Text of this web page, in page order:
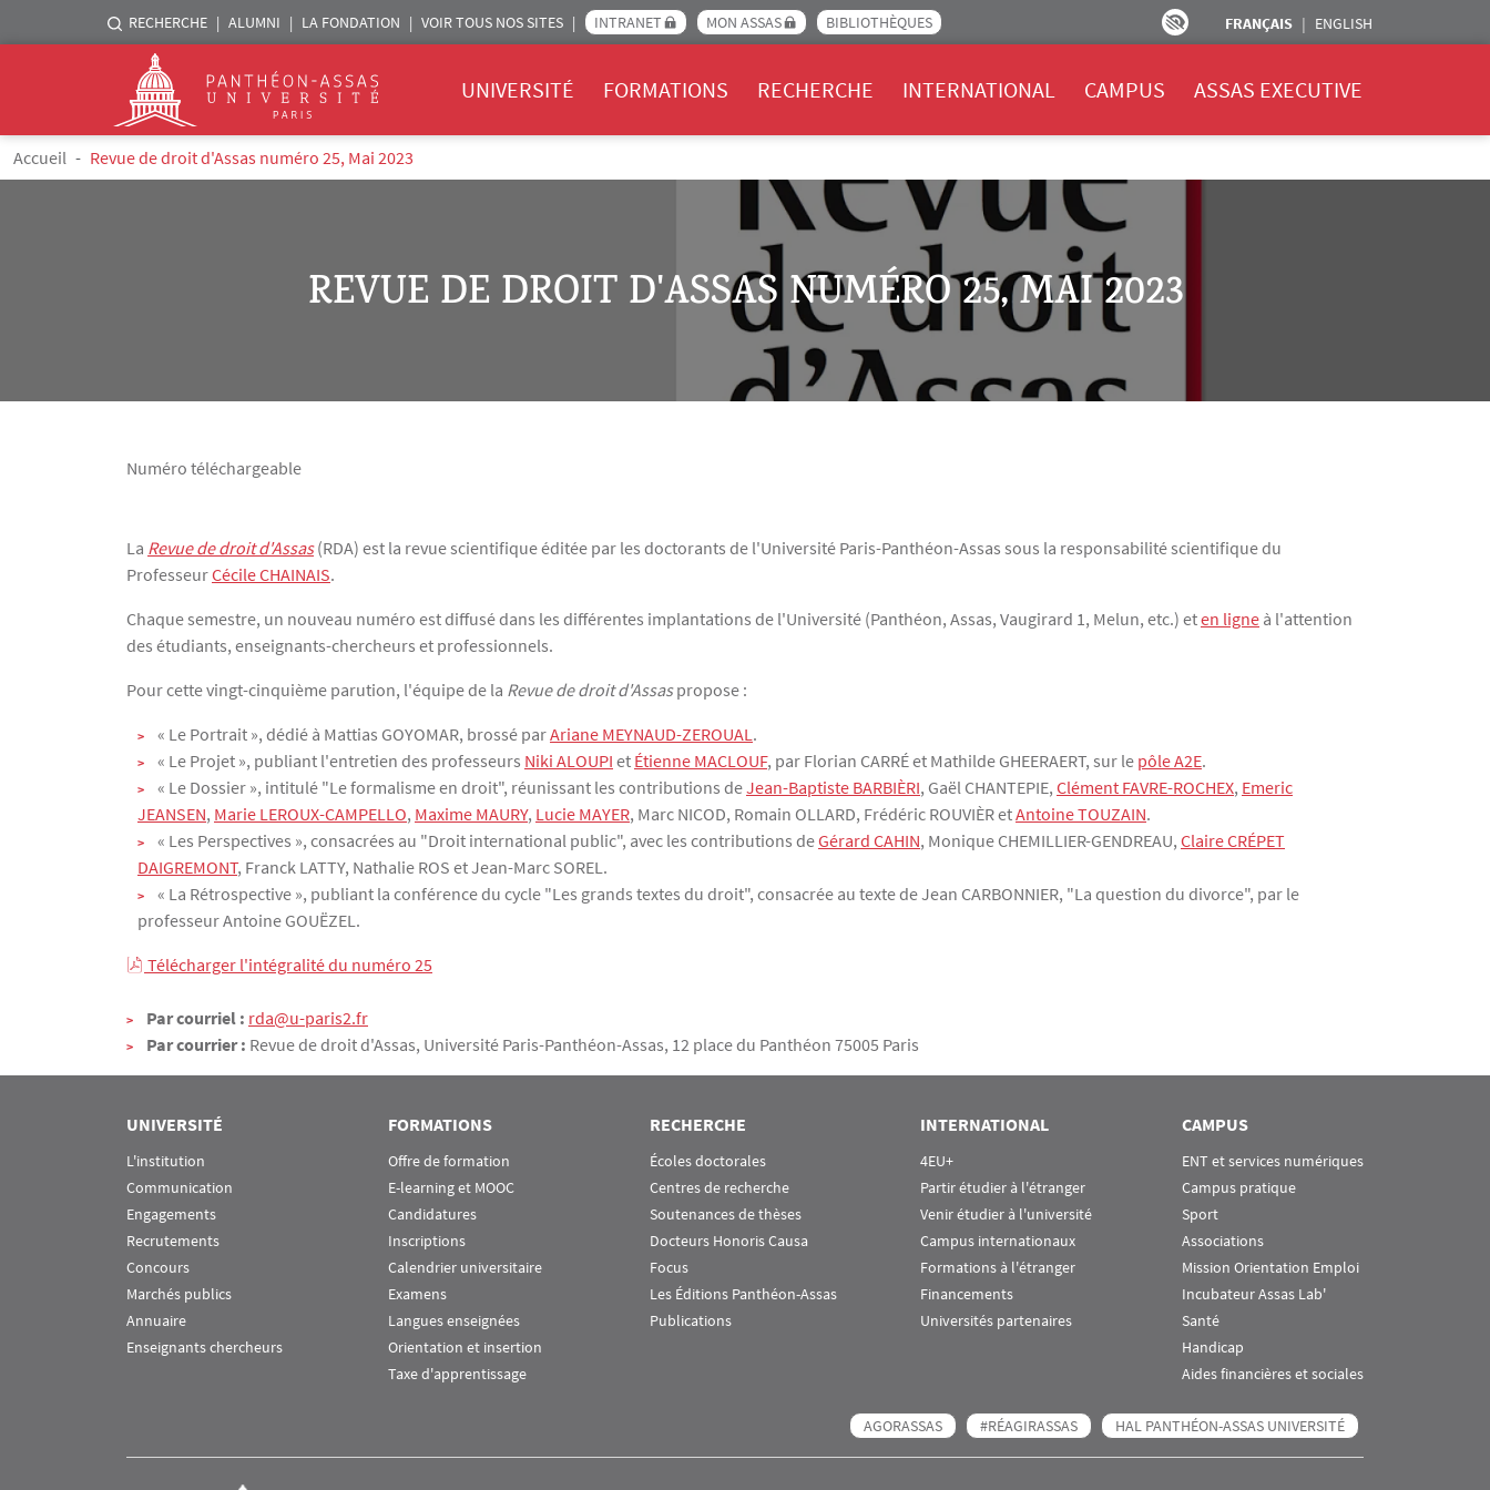
Aller au contenu principal
Menu liste sites Assas
RECHERCHE ALUMNI LA FONDATION VOIR TOUS NOS SITES INTRANET MON ASSAS BIBLIOTHÈQUES FRANÇAIS ENGLISH
Logo
UNIVERSITÉ FORMATIONS RECHERCHE INTERNATIONAL CAMPUS ASSAS EXECUTIVE
Fil d'Ariane
Accueil Revue de droit d'Assas numéro 25, Mai 2023
REVUE DE DROIT D'ASSAS NUMÉRO 25, MAI 2023
Numéro téléchargeable
Texte
La Revue de droit d'Assas (RDA) est la revue scientifique éditée par les doctorants de l'Université Paris-Panthéon-Assas sous la responsabilité scientifique du
ProfesseurCécile CHAINAIS.
Chaque semestre, un nouveau numéro est diffusé dans les différentes implantations de l'Université (Panthéon, Assas, Vaugirard 1, Melun, etc.) eten ligne à l'attention
des étudiants, enseignants-chercheurs et professionnels.
Pour cette vingt-cinquième parution, l'équipe de la Revue de droit d'Assaspropose :
« Le Portrait », dédié à Mattias GOYOMAR, brossé parAriane MEYNAUD-ZEROUAL.
« Le Projet », publiant l'entretien des professeurs Niki ALOUPI et Étienne MACLOUF, par Florian CARRÉ et Mathilde GHEERAERT, sur le pôle A2E.
« Le Dossier », intitulé "Le formalisme en droit", réunissant les contributions deJean-Baptiste BARBIÈRI, Gaël CHANTEPIE, Clément FAVRE-ROCHEX, Emeric
JEANSEN, Marie LEROUX-CAMPELLO, Maxime MAURY, Lucie MAYER, Marc NICOD, Romain OLLARD, Frédéric ROUVIÈR etAntoine TOUZAIN.
« Les Perspectives », consacrées au "Droit international public", avec les contributions deGérard CAHIN, Monique CHEMILLIER-GENDREAU, Claire CRÉPET
DAIGREMONT, Franck LATTY, Nathalie ROS et Jean-Marc SOREL.
« La Rétrospective », publiant la conférence du cycle "Les grands textes du droit", consacrée au texte de Jean CARBONNIER, "La question du divorce", par le
professeur Antoine GOUËZEL.
Télécharger l'intégralité du numéro 25
Contact
Par courriel : rda@u-paris2.fr
Par courrier : Revue de droit d'Assas, Université Paris-Panthéon-Assas, 12 place du Panthéon 75005 Paris
UNIVERSITÉ
L'institution
Communication
Engagements
Recrutements
Concours
Marchés publics
Annuaire
Enseignants chercheurs
FORMATIONS
Offre de formation
E-learning et MOOC
Candidatures
Inscriptions
Calendrier universitaire
Examens
Langues enseignées
Orientation et insertion
Taxe d'apprentissage
RECHERCHE
Écoles doctorales
Centres de recherche
Soutenances de thèses
Docteurs Honoris Causa
Focus
Les Éditions Panthéon-Assas
Publications
INTERNATIONAL
4EU+
Partir étudier à l'étranger
Venir étudier à l'université
Campus internationaux
Formations à l'étranger
Financements
Universités partenaires
CAMPUS
ENT et services numériques
Campus pratique
Sport
Associations
Mission Orientation Emploi
Incubateur Assas Lab'
Santé
Handicap
Aides financières et sociales
AGORASSAS #RÉAGIRASSAS HAL PANTHÉON-ASSAS UNIVERSITÉ